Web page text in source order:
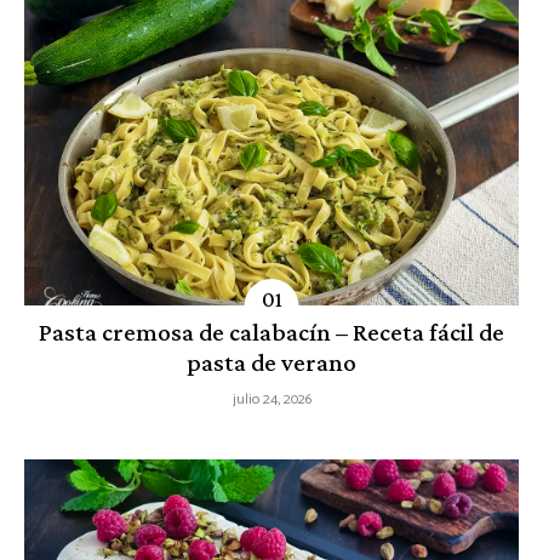
Pasta cremosa de calabacín – Receta fácil de
pasta de verano
julio 24, 2026